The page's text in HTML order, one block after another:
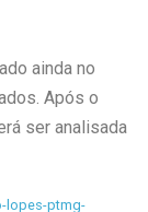
ainda no
Após o
ser analisada
lopes-ptmg-